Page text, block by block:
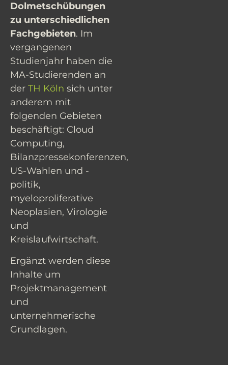
Dolmetschübungen
zu unterschiedlichen
Fachgebieten. Im
vergangenen
Studienjahr haben die
MA-Studierenden an
der TH Köln sich unter
anderem mit
folgenden Gebieten
beschäftigt: Cloud
Computing,
Bilanzpressekonferenzen,
US-Wahlen und -
politik,
myeloproliferative
Neoplasien, Virologie
und
Kreislaufwirtschaft.
Ergänzt werden diese
Inhalte um
Projektmanagement
und
unternehmerische
Grundlagen.